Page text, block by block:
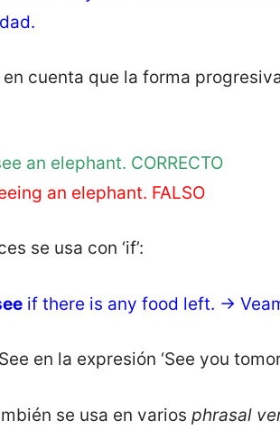
cuenta que la forma
an elephant. CORRECTO
an elephant. FALSO
se usa con ‘if’:
if there is any food left. →
en la expresión ‘See you
se usa en varios phrasal